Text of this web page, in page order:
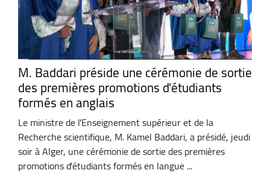
M. Baddari préside une cérémonie de sortie
des premières promotions d'étudiants
formés en anglais
Le ministre de l'Enseignement supérieur et de la
Recherche scientifique, M. Kamel Baddari, a présidé, jeudi
soir à Alger, une cérémonie de sortie des premières
promotions d'étudiants formés en langue ...